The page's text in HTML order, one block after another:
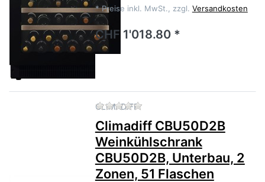
* Preise inkl. MwSt., zzgl. Versandkosten
CHF 1'018.80 *
CLIMADIFF Zu diesem Produkt liegen
Climadiff CBU50D2B
Weinkühlschrank
CBU50D2B, Unterbau, 2
Zonen, 51 Flaschen